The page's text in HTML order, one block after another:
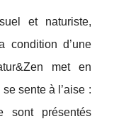
et naturiste,
condition d’une
met en
sente à l’aise :
sont présentés